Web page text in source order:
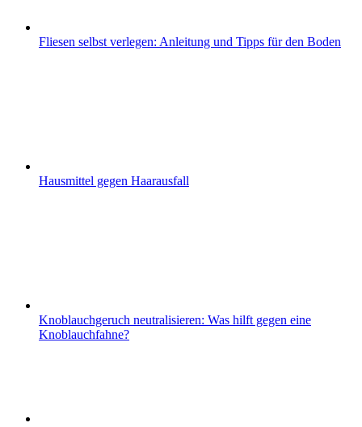
Fliesen selbst verlegen: Anleitung und Tipps für den Boden
Hausmittel gegen Haarausfall
Knoblauchgeruch neutralisieren: Was hilft gegen eine
Knoblauchfahne?